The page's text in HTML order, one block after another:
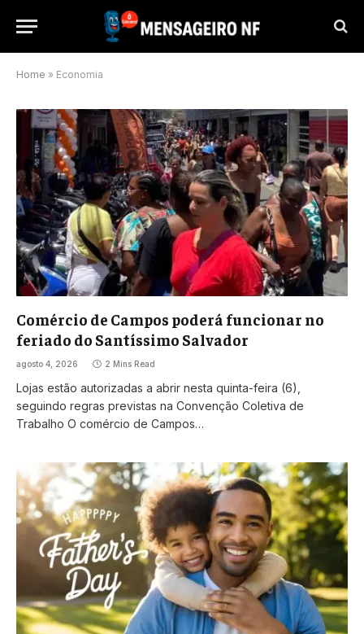
Home » Economia
Comércio de Campos poderá funcionar no
feriado do Santíssimo Salvador
agosto 4, 2026 2 Mins Read
Lojas estão autorizadas a abrir nesta quinta-feira (6),
seguindo regras previstas na Convenção Coletiva de
Trabalho O comércio de Campos…